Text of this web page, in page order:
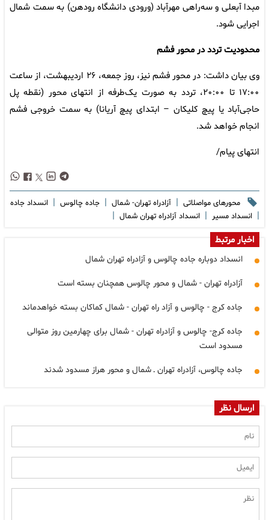
مبدا آبعلی و سه‌راهی مهرآباد (ورودی دانشگاه رودهن) به سمت شمال
اجرایی شود.
محدودیت تردد در محور فشم
وی بیان داشت: در محور فشم نیز، روز جمعه، ۲۶ اردیبهشت، از ساعت
۱۷:۰۰ تا ۲۰:۰۰، تردد به صورت یک‌طرفه از انتهای محور (نقطه پل
حاجی‌آباد یا پیچ کلیکان – ابتدای پیچ آریانا) به سمت خروجی فشم
انجام خواهد شد.
انتهای پیام/
محورهای مواصلاتی | آزادراه تهران- شمال | جاده چالوس | انسداد جاده
| انسداد مسیر | انسداد آزادراه تهران شمال |
اخبار مرتبط
انسداد دوباره جاده چالوس و آزادراه تهران شمال
آزادراه تهران - شمال و محور چالوس همچنان بسته است
جاده کرج - چالوس و آزاد راه تهران - شمال کماکان بسته خواهدماند
جاده کرج- چالوس و آزادراه تهران - شمال برای چهارمین روز متوالی
مسدود است
جاده چالوس، آزادراه تهران ـ شمال و محور هراز مسدود شدند
ارسال نظر